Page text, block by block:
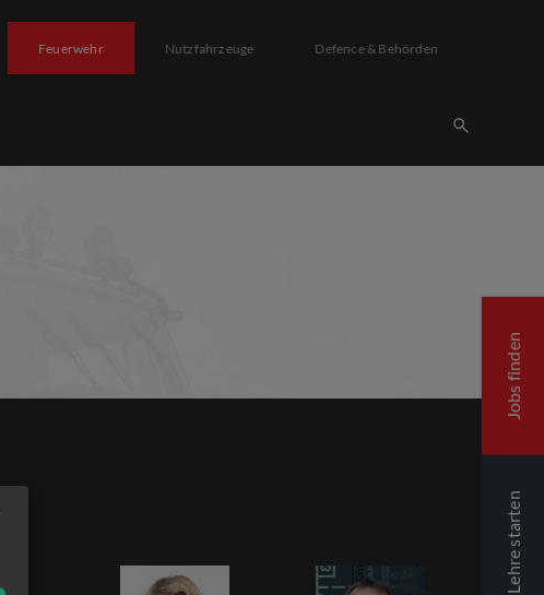
Feuerwehr Nutzfahrzeuge Defence & Behörden
Jobs finden
Lehre starten